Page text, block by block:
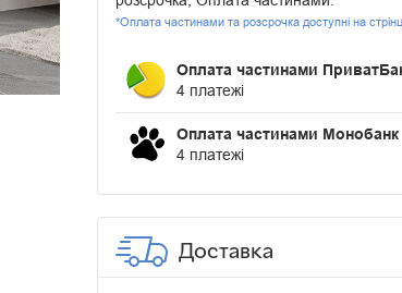
*Оплата частинами та розсрочка доступні на
Оплата частинами
4 платежі
Оплата частинами Монобанк
4 платежі
Доставка